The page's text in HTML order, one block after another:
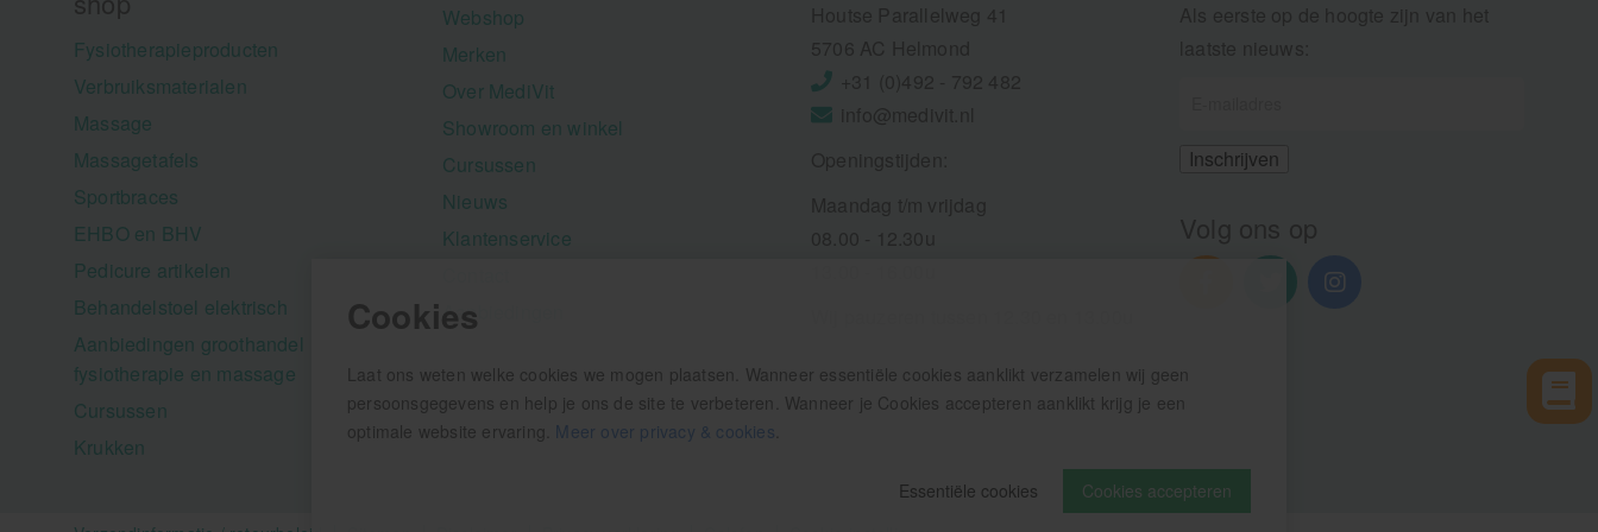
Cookies
Laat ons weten welke cookies we mogen plaatsen. Wanneer essentiële cookies aanklikt verzamelen wij geen
persoonsgegevens en help je ons de site te verbeteren. Wanneer je Cookies accepteren aanklikt krijg je een
optimale website ervaring. Meer over privacy & cookies
Cookies accepteren
Essentiële cookies
Fysiotherapieproducten
Verbruiksmaterialen
Massage
Massagetafels
Sportbraces
EHBO en BHV
Pedicure artikelen
Behandelstoel elektrisch
Aanbiedingen groothandel
fysiotherapie en massage
Cursussen
Krukken
Webshop
Merken
Over MediVit
Showroom en winkel
Cursussen
Nieuws
Klantenservice
Aanbiedingen